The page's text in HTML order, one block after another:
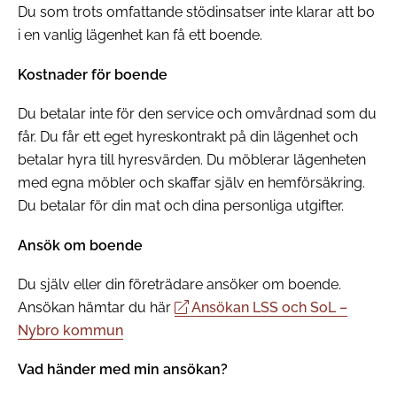
Du som trots omfattande stödinsatser inte klarar att bo
i en vanlig lägenhet kan få ett boende.
Kostnader för boende
Du betalar inte för den service och omvårdnad som du
får. Du får ett eget hyreskontrakt på din lägenhet och
betalar hyra till hyresvärden. Du möblerar lägenheten
med egna möbler och skaffar själv en hemförsäkring.
Du betalar för din mat och dina personliga utgifter.
Ansök om boende
Du själv eller din företrädare ansöker om boende.
Ansökan hämtar du här
Ansökan LSS och SoL –
Nybro kommun
Vad händer med min ansökan?